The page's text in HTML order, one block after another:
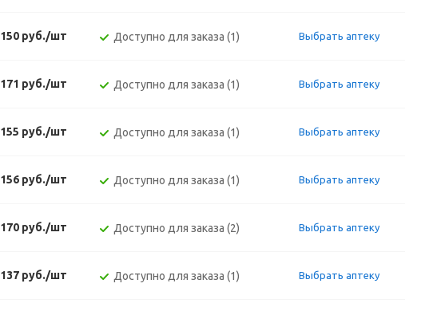
150 руб./шт Доступно для заказа (1) Выбрать аптеку
171 руб./шт Доступно для заказа (1) Выбрать аптеку
155 руб./шт Доступно для заказа (1) Выбрать аптеку
156 руб./шт Доступно для заказа (1) Выбрать аптеку
170 руб./шт Доступно для заказа (2) Выбрать аптеку
137 руб./шт Доступно для заказа (1) Выбрать аптеку